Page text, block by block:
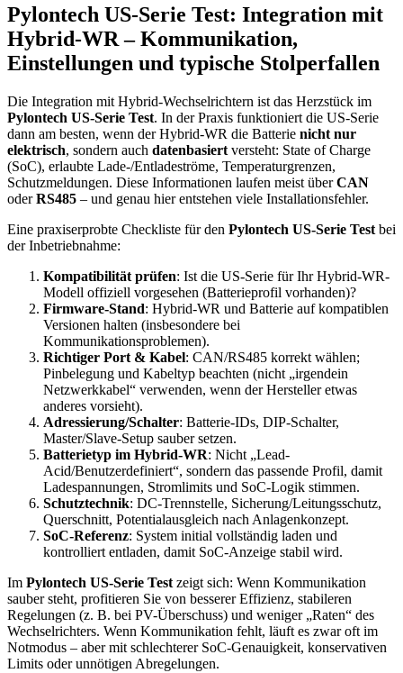
Pylontech US-Serie Test: Integration mit
Hybrid-WR – Kommunikation,
Einstellungen und typische Stolperfallen
Die Integration mit Hybrid-Wechselrichtern ist das Herzstück im
Pylontech US-Serie Test. In der Praxis funktioniert die US-Serie
dann am besten, wenn der Hybrid-WR die Batterie nicht nur
elektrisch, sondern auch datenbasiert versteht: State of Charge
(SoC), erlaubte Lade-/Entladeströme, Temperaturgrenzen,
Schutzmeldungen. Diese Informationen laufen meist überCAN
oderRS485 – und genau hier entstehen viele Installationsfehler.
Eine praxiserprobte Checkliste für den Pylontech US-Serie Test bei
der Inbetriebnahme:
Kompatibilität prüfen: Ist die US-Serie für Ihr Hybrid-WR-
Modell offiziell vorgesehen (Batterieprofil vorhanden)?
Firmware-Stand: Hybrid-WR und Batterie auf kompatiblen
Versionen halten (insbesondere bei
Kommunikationsproblemen).
Richtiger Port & Kabel: CAN/RS485 korrekt wählen;
Pinbelegung und Kabeltyp beachten (nicht „irgendein
Netzwerkkabel“ verwenden, wenn der Hersteller etwas
anderes vorsieht).
Adressierung/Schalter: Batterie-IDs, DIP-Schalter,
Master/Slave-Setup sauber setzen.
Batterietyp im Hybrid-WR: Nicht „Lead-
Acid/Benutzerdefiniert“, sondern das passende Profil, damit
Ladespannungen, Stromlimits und SoC-Logik stimmen.
Schutztechnik: DC-Trennstelle, Sicherung/Leitungsschutz,
Querschnitt, Potentialausgleich nach Anlagenkonzept.
SoC-Referenz: System initial vollständig laden und
kontrolliert entladen, damit SoC-Anzeige stabil wird.
Im Pylontech US-Serie Test zeigt sich: Wenn Kommunikation
sauber steht, profitieren Sie von besserer Effizienz, stabileren
Regelungen (z. B. bei PV-Überschuss) und weniger „Raten“ des
Wechselrichters. Wenn Kommunikation fehlt, läuft es zwar oft im
Notmodus – aber mit schlechterer SoC-Genauigkeit, konservativen
Limits oder unnötigen Abregelungen.